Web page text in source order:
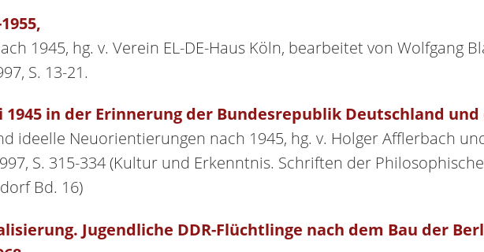
1945, hg. v. Verein EL-DE-Haus Köln, bearbeitet von Wolfgang
S. 13-21.
in der Erinnerung der Bundesrepublik Deutschland und
ideelle Neuorientierungen nach 1945, hg. v. Holger Afflerbach
S. 315-334 (Kultur und Erkenntnis. Schriften der
Bd. 16)
Jugendliche DDR-Flüchtlinge nach dem Bau der